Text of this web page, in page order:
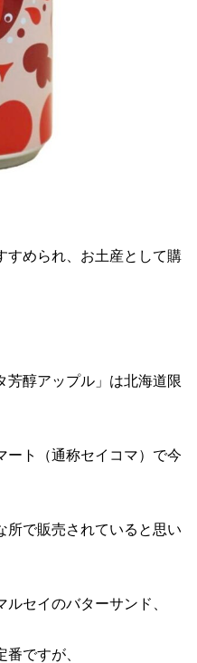
すめられ、お土産として購
芳醇アップル」は北海道限
ート（通称セイコマ）で今
所で販売されていると思い
セイのバターサンド、
ですが、